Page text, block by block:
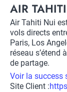
Title
AIR
Description
Air Tahiti Nui
vols directs
Paris, Los
réseau s’étend
de partage.
Voir la success
Site Client :Lien